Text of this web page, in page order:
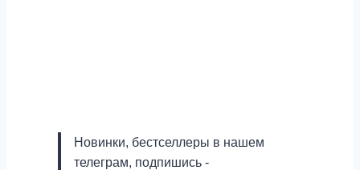
Новинки, бестселлеры в нашем
телеграм, подпишись -